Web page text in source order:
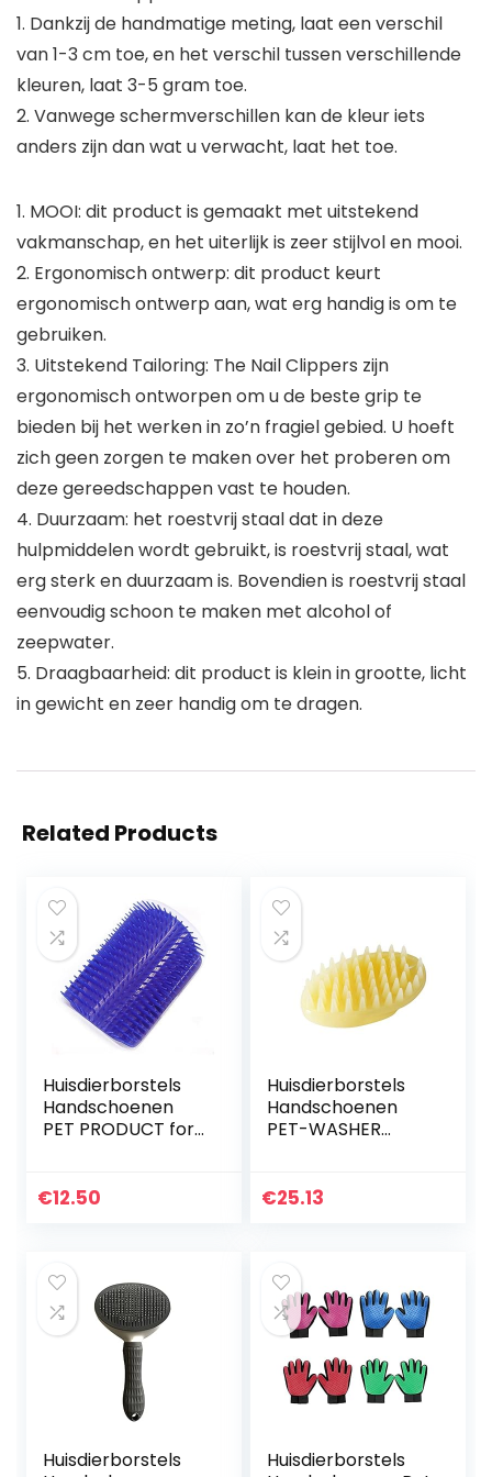
1. Dankzij de handmatige meting, laat een verschil
van 1-3 cm toe, en het verschil tussen verschillende
kleuren, laat 3-5 gram toe.
2. Vanwege schermverschillen kan de kleur iets
anders zijn dan wat u verwacht, laat het toe.
1. MOOI: dit product is gemaakt met uitstekend
vakmanschap, en het uiterlijk is zeer stijlvol en mooi.
2. Ergonomisch ontwerp: dit product keurt
ergonomisch ontwerp aan, wat erg handig is om te
gebruiken.
3. Uitstekend Tailoring: The Nail Clippers zijn
ergonomisch ontworpen om u de beste grip te
bieden bij het werken in zo’n fragiel gebied. U hoeft
zich geen zorgen te maken over het proberen om
deze gereedschappen vast te houden.
4. Duurzaam: het roestvrij staal dat in deze
hulpmiddelen wordt gebruikt, is roestvrij staal, wat
erg sterk en duurzaam is. Bovendien is roestvrij staal
eenvoudig schoon te maken met alcohol of
zeepwater.
5. Draagbaarheid: dit product is klein in grootte, licht
in gewicht en zeer handig om te dragen.
Related Products
Huisdierborstels
Handschoenen
PET PRODUCT for
Kattenmassage
€12.50
Huisdierborstels
Handschoenen
PET-WASHER
Kam Cleaner
€25.13
Huisdierborstels
Huisdierborstels